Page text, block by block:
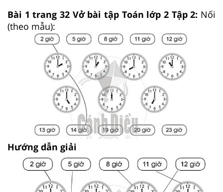
Bài 1 trang 32 Vở bài tập Toán lớp 2 Tập 2: Nối
(theo mẫu):
Hướng dẫn giải